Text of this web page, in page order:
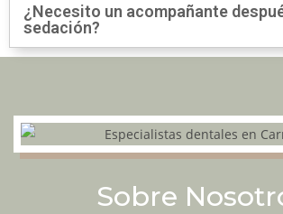
¿Necesito un acompañante
sedación?
Sobre